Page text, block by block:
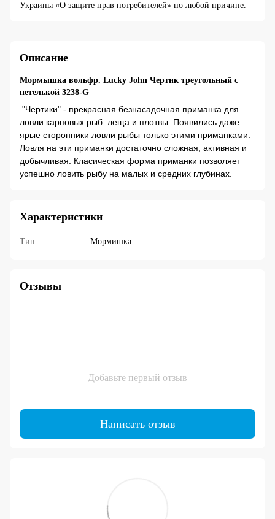
Украины «О защите прав потребителей» по любой причине.
Описание
Мормышка вольфр. Lucky John Чертик треугольный с
петелькой 3238-G
"Чертики" - прекрасная безнасадочная приманка для
ловли карповых рыб: леща и плотвы. Появились даже
ярые сторонники ловли рыбы только этими приманками.
Ловля на эти приманки достаточно сложная, активная и
добычливая. Класическая форма приманки позволяет
успешно ловить рыбу на малых и средних глубинах.
Характеристики
Тип Мормишка
Отзывы
Добавьте первый отзыв
Написать отзыв